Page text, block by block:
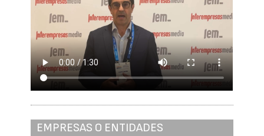
EMPRESAS O ENTIDADES